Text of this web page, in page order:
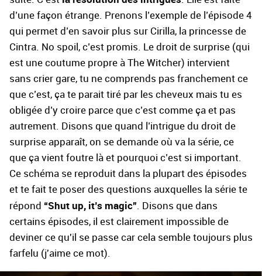
d’une façon étrange. Prenons l’exemple de l’épisode 4
qui permet d’en savoir plus sur Cirilla, la princesse de
Cintra. No spoil, c’est promis. Le droit de surprise (qui
est une coutume propre à The Witcher) intervient
sans crier gare, tu ne comprends pas franchement ce
que c’est, ça te parait tiré par les cheveux mais tu es
obligée d’y croire parce que c’est comme ça et pas
autrement. Disons que quand l’intrigue du droit de
surprise apparaît, on se demande où va la série, ce
que ça vient foutre là et pourquoi c’est si important.
Ce schéma se reproduit dans la plupart des épisodes
et te fait te poser des questions auxquelles la série te
répond “Shut up, it’s magic” . Disons que dans
certains épisodes, il est clairement impossible de
deviner ce qu'il se passe car cela semble toujours plus
farfelu (j'aime ce mot).